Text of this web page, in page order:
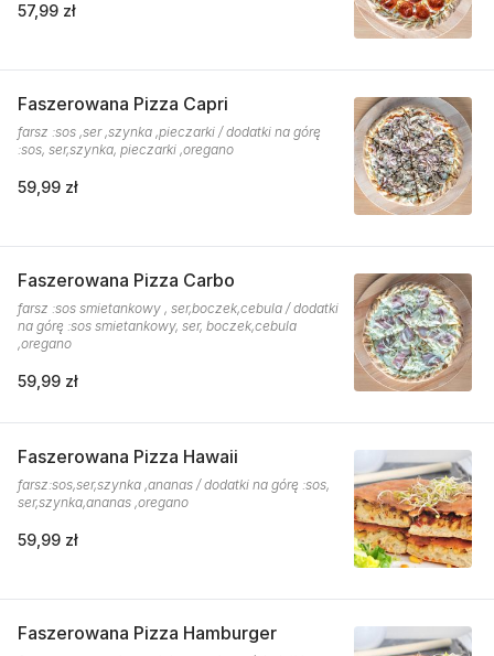
57,99 zł
Faszerowana Pizza Capri
farsz :sos ,ser ,szynka ,pieczarki / dodatki na górę
:sos, ser,szynka, pieczarki ,oregano
59,99 zł
Faszerowana Pizza Carbo
farsz :sos smietankowy , ser,boczek,cebula / dodatki
na górę :sos smietankowy, ser, boczek,cebula
,oregano
59,99 zł
Faszerowana Pizza Hawaii
farsz:sos,ser,szynka ,ananas / dodatki na górę :sos,
ser,szynka,ananas ,oregano
59,99 zł
Faszerowana Pizza Hamburger